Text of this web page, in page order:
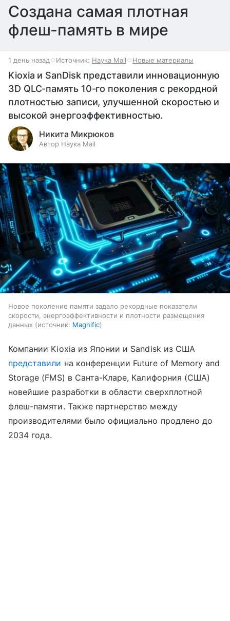
Создана самая плотная
флеш-память в мире
1 день назад Источник: Наука Mail Новые материалы
Kioxia и SanDisk представили инновационную
3D QLC-память 10-го поколения с рекордной
плотностью записи, улучшенной скоростью и
высокой энергоэффективностью.
Никита Микрюков
Автор Наука Mail
Новое поколение памяти задало рекордные показатели
скорости, энергоэффективности и плотности размещения
данных
источник: Magnific
Компании Kioxia из Японии и Sandisk из США
представили на конференции Future of Memory and
Storage (FMS) в Санта-Кларе, Калифорния (США)
новейшие разработки в области сверхплотной
флеш-памяти. Также партнерство между
производителями было официально продлено до
2034 года.